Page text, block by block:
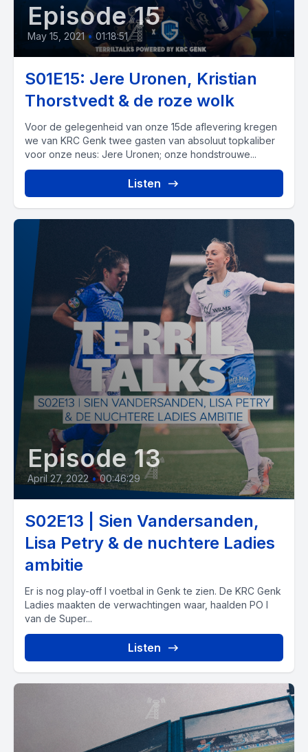
Episode 15
May 15, 2021 • 01:18:51
S01E15: Jere Uronen, Kristian
Thorstvedt & de roze wolk
Voor de gelegenheid van onze 15de aflevering kregen
we van KRC Genk twee gasten van absoluut topkaliber
voor onze neus: Jere Uronen; onze hondstrouwe...
Listen
Episode 13
April 27, 2022 • 00:46:29
S02E13 | Sien Vandersanden,
Lisa Petry & de nuchtere Ladies
ambitie
Er is nog play-off I voetbal in Genk te zien. De KRC Genk
Ladies maakten de verwachtingen waar, haalden PO I
van de Super...
Listen